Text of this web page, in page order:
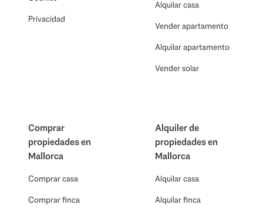
Privacidad
Alquilar casa
Vender apartamento
Alquilar apartamento
Vender solar
Comprar
propiedades en
Mallorca
Comprar casa
Comprar finca
Alquiler de
propiedades en
Mallorca
Alquilar casa
Alquilar finca